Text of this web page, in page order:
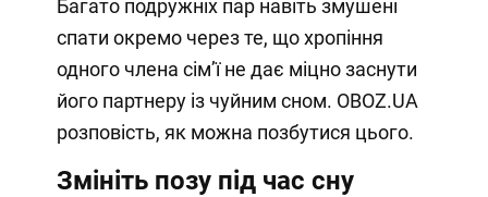
Багато подружніх пар навіть змушені
спати окремо через те, що хропіння
одного члена сімʼї не дає міцно заснути
його партнеру із чуйним сном. OBOZ.UA
розповість, як можна позбутися цього.
Змініть позу під час сну